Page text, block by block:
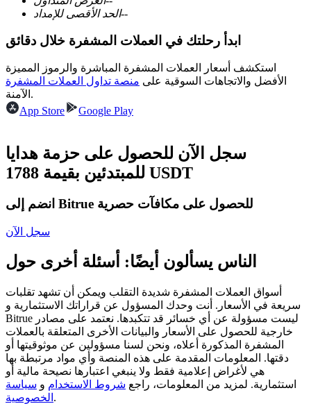
العقود الآجلة USDC
العقود الآجلة باستخدام USDC كضمان
نسخ التداول
انضم إلى أفضل المتداولين
الحد الأقصى للإمداد--
ابدأ رحلتك في العملات المشفرة خلال دقائق
استكشف أسعار العملات المشفرة المباشرة والرموز المميزة
الأفضل والاتجاهات السوقية على منصة تداول العملات المشفرة
الآمنة.
App Store
Google Play
سجل الآن للحصول على حزمة هدايا
للمبتدئين بقيمة 1788 USDT
انضم إلى Bitrue للحصول على مكافآت حصرية
سجل الآن
الناس يسألون أيضًا: أسئلة أخرى حول
أسواق العملات المشفرة شديدة التقلب ويمكن أن تشهد تقلبات
سريعة في الأسعار. أنت وحدك المسؤول عن قراراتك الاستثمارية و
Bitrue ليست مسؤولة عن أي خسائر قد تتكبدها. نعتمد على مصادر
خارجية للحصول على الأسعار والبيانات الأخرى المتعلقة بالعملات
المشفرة المذكورة أعلاه، ونحن لسنا مسؤولين عن موثوقيتها أو
دقتها. المعلومات المقدمة على هذه المنصة وأي مواد مرتبطة بها
هي لأغراض إعلامية فقط ولا ينبغي اعتبارها نصيحة مالية أو
استثمارية. لمزيد من المعلومات، راجع شروط الاستخدام و سياسة
الخصوصية .